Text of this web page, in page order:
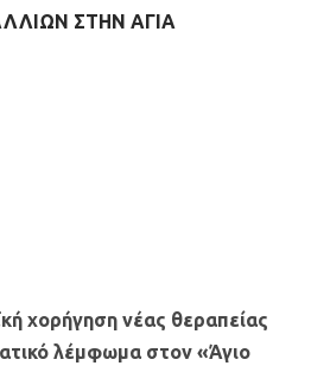
ΣΤΗΝ ΑΓΙΑ
χορήγηση νέας θεραπείας
λέμφωμα στον «Άγιο